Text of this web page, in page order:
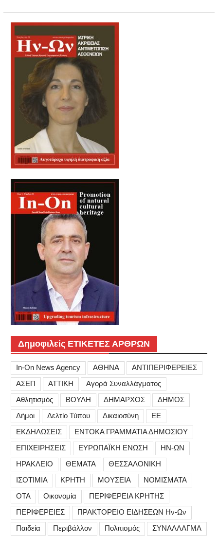
Δημοφιλείς ΕΤΙΚΕΤΕΣ ΑΡΘΡΩΝ
In-On News Agency ΑΘΗΝΑ
ΑΝΤΙΠΕΡΙΦΕΡΕΙΕΣ
ΑΣΕΠ
ΑΤΤΙΚΗ
Αγορά Συναλλάγματος
Αθλητισμός
ΒΟΥΛΗ ΔΗΜΑΡΧΟΣ
ΔΗΜΟΣ
Δήμοι
Δελτίο Τύπου Δικαιοσύνη
ΕΕ
ΕΚΔΗΛΩΣΕΙΣ
ΕΝΤΟΚΑ ΓΡΑΜΜΑΤΙΑ ΔΗΜΟΣΙΟΥ
ΕΠΙΧΕΙΡΗΣΕΙΣ
ΕΥΡΩΠΑΪΚΗ ΕΝΩΣΗ
ΗΝ-ΩΝ
ΗΡΑΚΛΕΙΟ
ΘΕΜΑΤΑ
ΘΕΣΣΑΛΟΝΙΚΗ
ΙΣΟΤΙΜΙΑ
ΚΡΗΤΗ ΜΟΥΣΕΙΑ
ΝΟΜΙΣΜΑΤΑ
ΟΤΑ
Οικονομία
ΠΕΡΙΦΕΡΕΙΑ ΚΡΗΤΗΣ
ΠΕΡΙΦΕΡΕΙΕΣ
ΠΡΑΚΤΟΡΕΙΟ ΕΙΔΗΣΕΩΝ Ην-Ων
Παιδεία
Περιβάλλον Πολιτισμός ΣΥΝΑΛΛΑΓΜΑ